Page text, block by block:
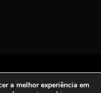
| San Carlos FM
a melhor experiência em